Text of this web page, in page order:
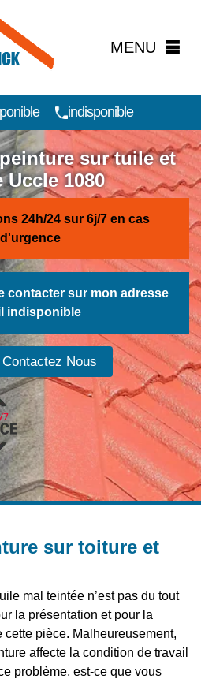
MENU
indisponible
sur tuile et
Uccle 1080
24h/24 sur 6j/7 en cas
d'urgence
contacter sur mon adresse
indisponible
Contactez Nous
sur toiture et
mal teintée n’est pas du tout
la présentation et pour la
pièce. Malheureusement,
affecte la condition de travail
problème, est-ce que vous